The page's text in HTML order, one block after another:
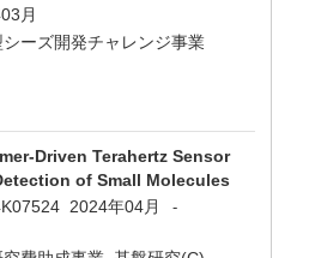
月
ーズ開発チャレンジ事業
Driven Terahertz Sensor
of Small Molecules
2024年04月 -